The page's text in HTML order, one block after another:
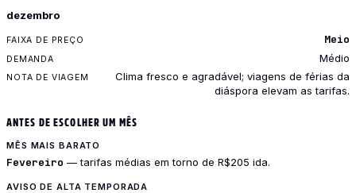
dezembro
Meio
Médio
Clima fresco e agradável; viagens de férias da
diáspora elevam as tarifas.
ANTES DE ESCOLHER UM MÊS
MÊS MAIS BARATO
Fevereiro — tarifas médias em torno de R$205 ida.
AVISO DE ALTA TEMPORADA